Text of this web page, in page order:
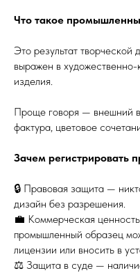
Что такое
Это результат творческой
выражен в
изделия.
Проще говоря — внешний
фактура, цветовое
Зачем регистрировать
🔒 Правовая защита —
дизайн без разрешения.
💼 Коммерческая
промышленный образец
лицензии или вносить в
⚖️ Защита в суде —